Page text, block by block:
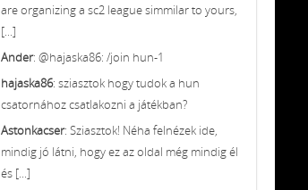
are organizing a sc2 league simmilar to yours,
[...]
Ander: @hajaska86: /join hun-1
hajaska86: sziasztok hogy tudok a hun
csatornához csatlakozni a játékban?
Astonkacser: Sziasztok! Néha felnézek ide,
mindig jó látni, hogy ez az oldal még mindig él
és [...]